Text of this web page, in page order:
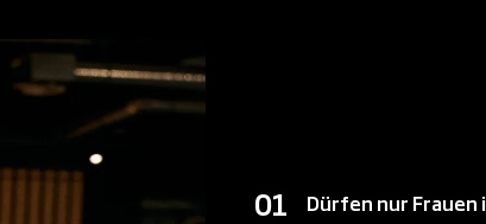
Dürfen nur